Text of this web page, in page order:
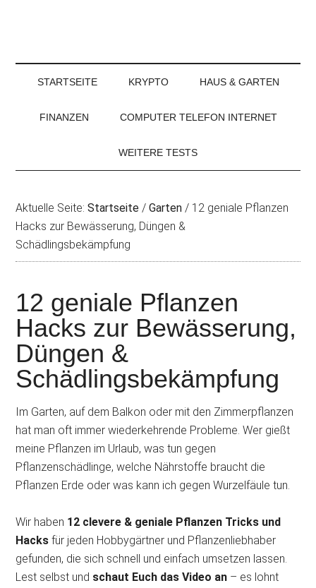
STARTSEITE KRYPTO HAUS & GARTEN
FINANZEN COMPUTER TELEFON INTERNET
WEITERE TESTS
Aktuelle Seite:Startseite / Garten / 12 geniale Pflanzen
Hacks zur Bewässerung, Düngen &
Schädlingsbekämpfung
12 geniale Pflanzen
Hacks zur Bewässerung,
Düngen &
Schädlingsbekämpfung
Im Garten, auf dem Balkon oder mit den Zimmerpflanzen
hat man oft immer wiederkehrende Probleme. Wer gießt
meine Pflanzen im Urlaub, was tun gegen
Pflanzenschädlinge, welche Nährstoffe braucht die
Pflanzen Erde oder was kann ich gegen Wurzelfäule tun.
Wir haben 12 clevere & geniale Pflanzen Tricks und
Hacks für jeden Hobbygärtner und Pflanzenliebhaber
gefunden, die sich schnell und einfach umsetzen lassen.
Lest selbst und schaut Euch das Video an – es lohnt